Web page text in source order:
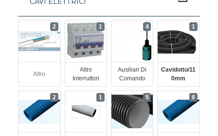
Altro
2
Altro
Interruttori
1
Ausiliari Di
Comando
4
Cavidotto/11
0mm
1
2 1 5 6